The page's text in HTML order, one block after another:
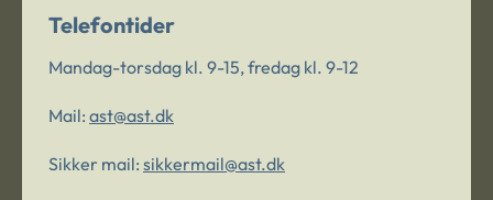
Telefontider
Mandag-torsdag kl. 9-15, fredag kl. 9-12
Mail: ast@ast.dk
Sikker mail: sikkermail@ast.dk